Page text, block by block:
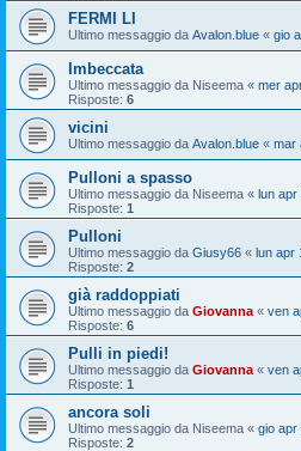
FERMI LI
Ultimo messaggio da Avalon.blue « gio
Imbeccata
Ultimo messaggio da Niseema « mer
Risposte: 6
vicini
Ultimo messaggio da Avalon.blue « mar
Pulloni a spasso
Ultimo messaggio da Niseema « lun apr
Risposte: 1
Pulloni
Ultimo messaggio da Giusy66 « lun apr
Risposte: 2
già raddoppiati
Ultimo messaggio da Giovanna « ven
Risposte: 6
Pulli in piedi!
Ultimo messaggio da Giovanna « ven
Risposte: 1
ancora soli
Ultimo messaggio da Niseema « gio apr
Risposte: 2